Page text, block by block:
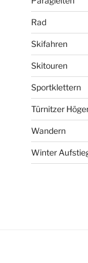
Rad
Skifahren
Skitouren
Sportklettern
Türnitzer
Wandern
Winter